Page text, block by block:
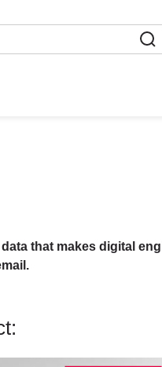
that makes digital